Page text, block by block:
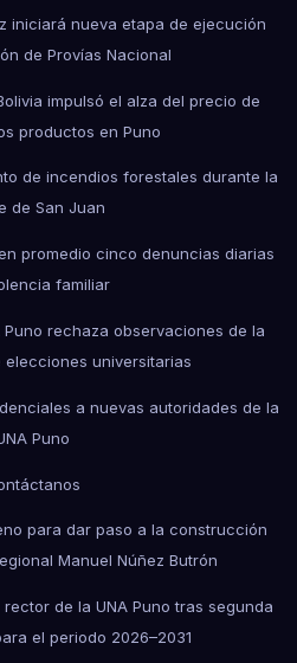
iniciará nueva etapa de ejecución
de Provías Nacional
impulsó el alza del precio de
productos en Puno
de incendios forestales durante la
de San Juan
promedio cinco denuncias diarias
familiar
rechaza observaciones de la
universitarias
a nuevas autoridades de la
Puno
para dar paso a la construcción
Manuel Núñez Butrón
de la UNA Puno tras segunda
el periodo 2026–2031